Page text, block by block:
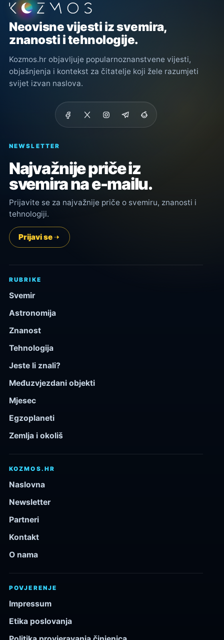
Podnožje stranice
Neovisne vijesti iz svemira,
znanosti i tehnologije.
Kozmos.hr objavljuje popularnoznanstvene vijesti,
objašnjenja i kontekst za čitatelje koji žele razumjeti
svijet izvan naslova.
NEWSLETTER
Najvažnije priče iz
svemira na e-mailu.
Prijavite se za najvažnije priče o svemiru, znanosti i
tehnologiji.
Prijavi se
RUBRIKE
Svemir
Astronomija
Znanost
Tehnologija
Jeste li znali?
Međuzvjezdani objekti
Mjesec
Egzoplaneti
Zemlja i okoliš
KOZMOS.HR
Naslovna
Newsletter
Partneri
Kontakt
O nama
POVJERENJE
Impressum
Etika poslovanja